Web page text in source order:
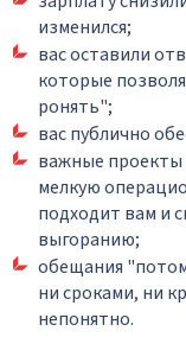
изменился;
вас оставили
которые
ронять";
вас публично
важные проекты
мелкую
подходит вам и
выгоранию;
обещания
ни сроками, ни
непонятно.